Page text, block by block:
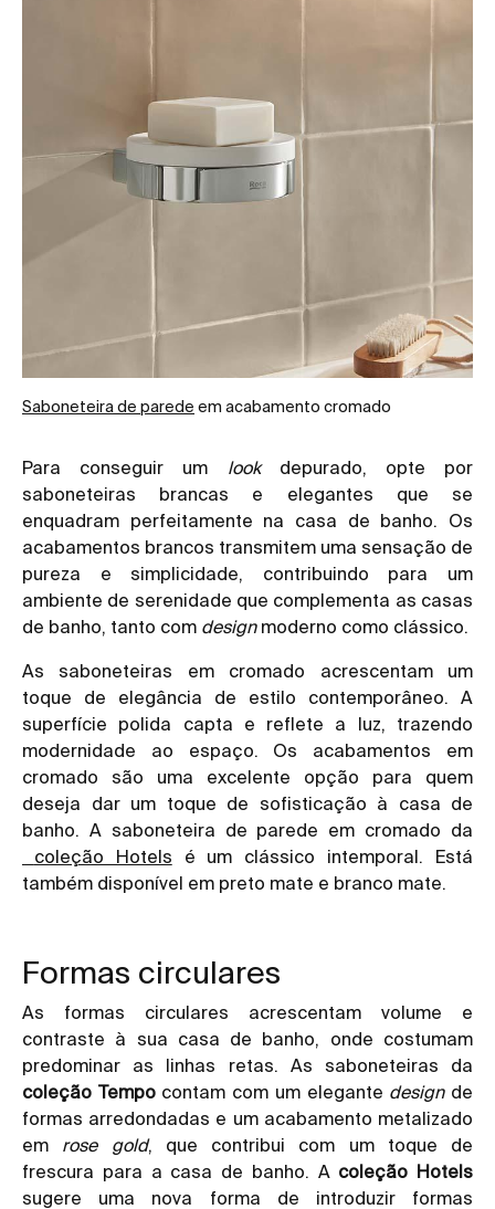
Para conseguir um look depurado, opte por
saboneteiras brancas e elegantes que se
enquadram perfeitamente na casa de banho. Os
acabamentos brancos transmitem uma sensação de
pureza e simplicidade, contribuindo para um
ambiente de serenidade que complementa as casas
de banho, tanto com designmoderno como clássico.
As saboneteiras em cromado acrescentam um
toque de elegância de estilo contemporâneo. A
superfície polida capta e reflete a luz, trazendo
modernidade ao espaço. Os acabamentos em
cromado são uma excelente opção para quem
deseja dar um toque de sofisticação à casa de
banho. A saboneteira de parede em cromado da
coleção Hotels é um clássico intemporal. Está
também disponível em preto mate e branco mate.
Saboneteira de parede em acabamento cromado
Formas circulares
As formas circulares acrescentam volume e
contraste à sua casa de banho, onde costumam
predominar as linhas retas. As saboneteiras da
coleção Tempocontam com um elegante designde
formas arredondadas e um acabamento metalizado
em rose gold, que contribui com um toque de
frescura para a casa de banho. A coleção Hotels
sugere uma nova forma de introduzir formas